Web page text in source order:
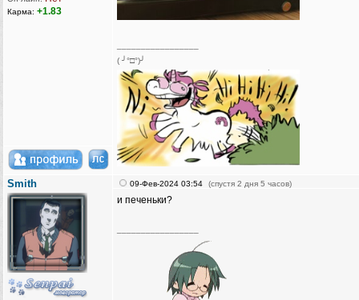
Карма: +1.83
( ╯°□°)╯
Smith 09-Фев-2024 03:54 (спустя 2 дня 5 часов)
и печеньки?